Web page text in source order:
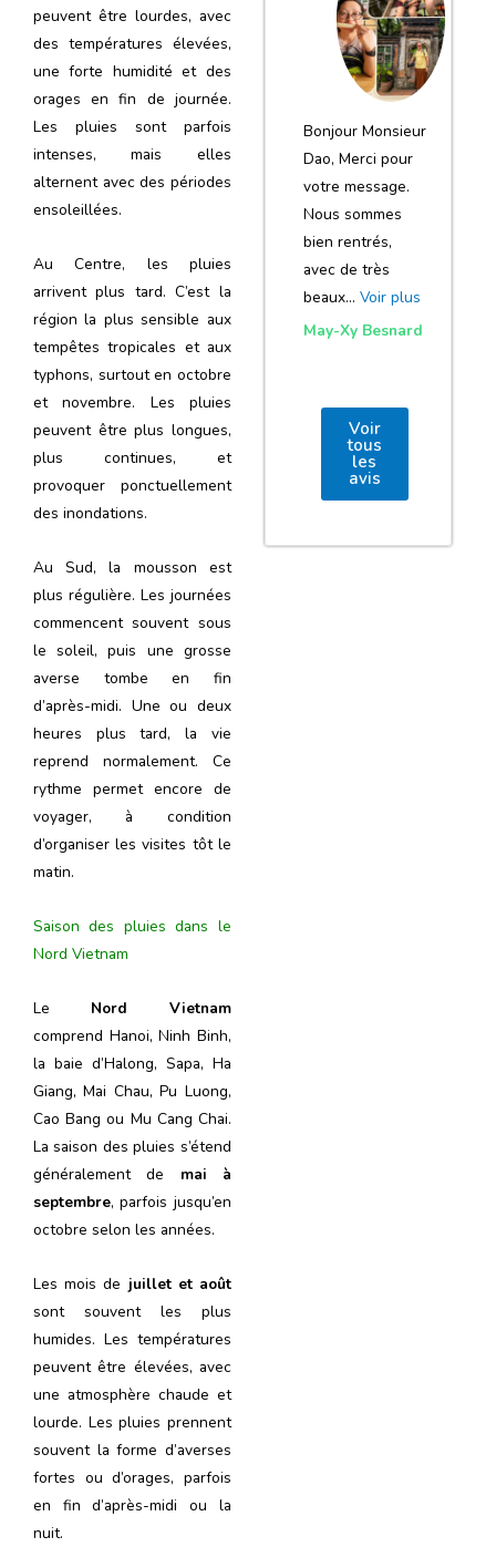
peuvent être lourdes, avec
des températures élevées,
une forte humidité et des
orages en fin de journée.
Les pluies sont parfois
intenses, mais elles
alternent avec des périodes
ensoleillées.
Au Centre, les pluies
arrivent plus tard. C’est la
région la plus sensible aux
tempêtes tropicales et aux
typhons, surtout en octobre
et novembre. Les pluies
peuvent être plus longues,
plus continues, et
provoquer ponctuellement
des inondations.
Au Sud, la mousson est
plus régulière. Les journées
commencent souvent sous
le soleil, puis une grosse
averse tombe en fin
d’après-midi. Une ou deux
heures plus tard, la vie
reprend normalement. Ce
rythme permet encore de
voyager, à condition
d’organiser les visites tôt le
matin.
Saison des pluies dans le
Nord Vietnam
Le Nord Vietnam
comprend Hanoi, Ninh Binh,
la baie d’Halong, Sapa, Ha
Giang, Mai Chau, Pu Luong,
Cao Bang ou Mu Cang Chai.
La saison des pluies s’étend
généralement de mai à
septembre, parfois jusqu’en
octobre selon les années.
Les mois de juillet et août
sont souvent les plus
humides. Les températures
peuvent être élevées, avec
une atmosphère chaude et
lourde. Les pluies prennent
souvent la forme d’averses
fortes ou d’orages, parfois
en fin d’après-midi ou la
nuit.
notre voyage
et de votre
agence
Bonjour Monsieur
Dao, Merci pour
votre message.
Nous sommes
bien rentrés,
avec de très
beaux… Voir plus
May-Xy Besnard
Voir
tous
les
avis